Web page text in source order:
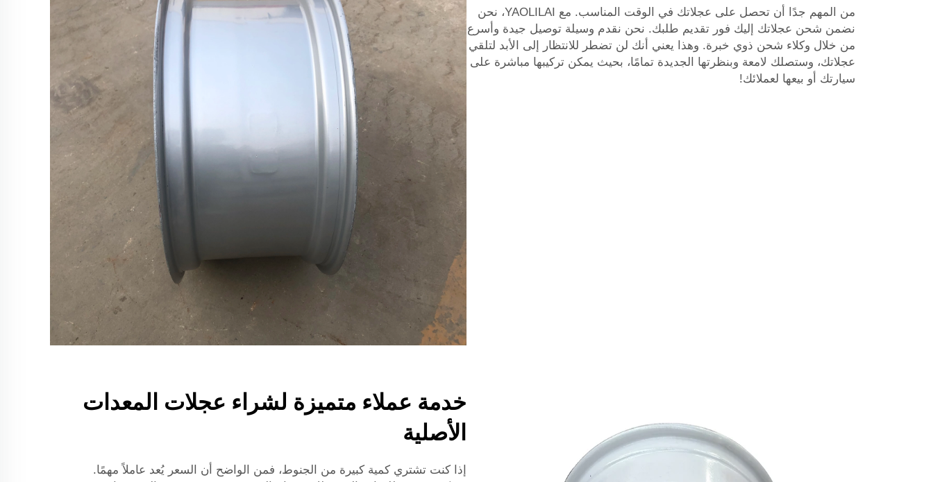
من المهم جدًا أن تحصل على عجلاتك في الوقت المناسب. مع YAOLILAI، نحن
نضمن شحن عجلاتك إليك فور تقديم طلبك. نحن نقدم وسيلة توصيل جيدة وأسرع
من خلال وكلاء شحن ذوي خبرة. وهذا يعني أنك لن تضطر للانتظار إلى الأبد لتلقي
عجلاتك، وستصلك لامعة وبنظرتها الجديدة تمامًا، بحيث يمكن تركيبها مباشرة على
سيارتك أو بيعها لعملائك!
خدمة عملاء متميزة لشراء عجلات المعدات
الأصلية
إذا كنت تشتري كمية كبيرة من الجنوط، فمن الواضح أن السعر يُعد عاملاً مهمًا.